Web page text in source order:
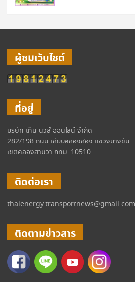
ผู้ชมเว็บไซต์
ที่อยู่
บริษัท เท็น นิวส์ ออนไลน์ จำกัด
282/198 ถนน เลียบคลองสอง แขวงบางชัน
เขตคลองสามวา กทม. 10510
ติดต่อเรา
thaienergy.transportnews@gmail.com
ติดตามข่าวสาร